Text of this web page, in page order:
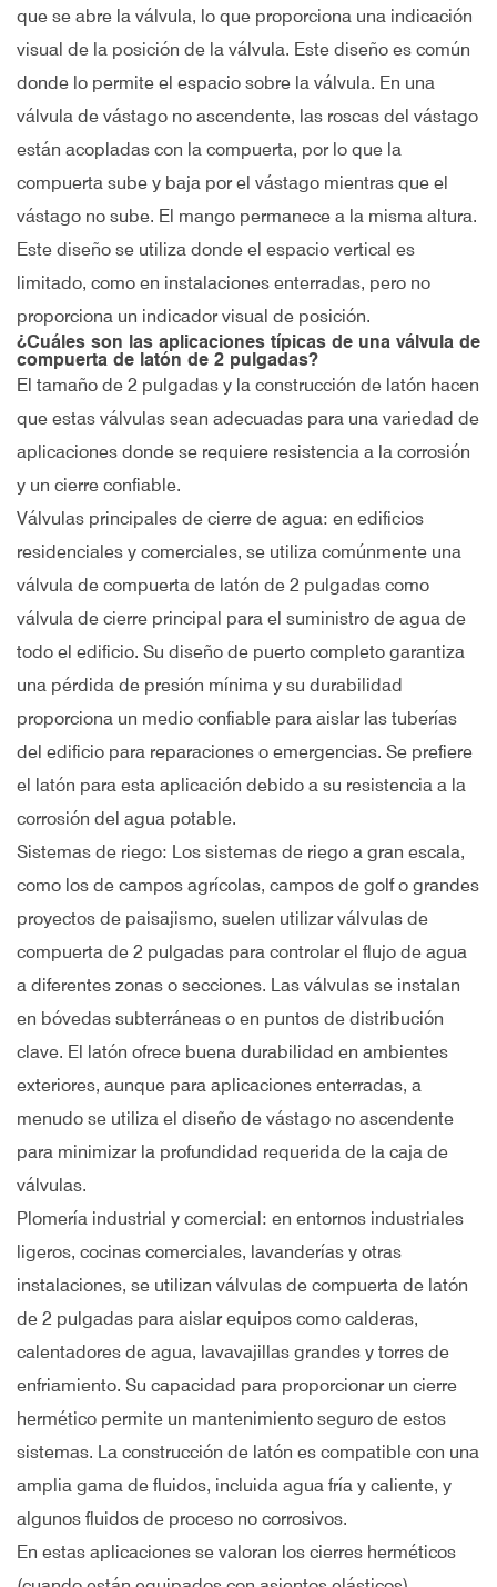
que se abre la válvula, lo que proporciona una indicación
visual de la posición de la válvula. Este diseño es común
donde lo permite el espacio sobre la válvula. En una
válvula de vástago no ascendente, las roscas del vástago
están acopladas con la compuerta, por lo que la
compuerta sube y baja por el vástago mientras que el
vástago no sube. El mango permanece a la misma altura.
Este diseño se utiliza donde el espacio vertical es
limitado, como en instalaciones enterradas, pero no
proporciona un indicador visual de posición.
¿Cuáles son las aplicaciones típicas de una válvula de
compuerta de latón de 2 pulgadas?
El tamaño de 2 pulgadas y la construcción de latón hacen
que estas válvulas sean adecuadas para una variedad de
aplicaciones donde se requiere resistencia a la corrosión
y un cierre confiable.
Válvulas principales de cierre de agua: en edificios
residenciales y comerciales, se utiliza comúnmente una
válvula de compuerta de latón de 2 pulgadas como
válvula de cierre principal para el suministro de agua de
todo el edificio. Su diseño de puerto completo garantiza
una pérdida de presión mínima y su durabilidad
proporciona un medio confiable para aislar las tuberías
del edificio para reparaciones o emergencias. Se prefiere
el latón para esta aplicación debido a su resistencia a la
corrosión del agua potable.
Sistemas de riego: Los sistemas de riego a gran escala,
como los de campos agrícolas, campos de golf o grandes
proyectos de paisajismo, suelen utilizar válvulas de
compuerta de 2 pulgadas para controlar el flujo de agua
a diferentes zonas o secciones. Las válvulas se instalan
en bóvedas subterráneas o en puntos de distribución
clave. El latón ofrece buena durabilidad en ambientes
exteriores, aunque para aplicaciones enterradas, a
menudo se utiliza el diseño de vástago no ascendente
para minimizar la profundidad requerida de la caja de
válvulas.
Plomería industrial y comercial: en entornos industriales
ligeros, cocinas comerciales, lavanderías y otras
instalaciones, se utilizan válvulas de compuerta de latón
de 2 pulgadas para aislar equipos como calderas,
calentadores de agua, lavavajillas grandes y torres de
enfriamiento. Su capacidad para proporcionar un cierre
hermético permite un mantenimiento seguro de estos
sistemas. La construcción de latón es compatible con una
amplia gama de fluidos, incluida agua fría y caliente, y
algunos fluidos de proceso no corrosivos.
En estas aplicaciones se valoran los cierres herméticos